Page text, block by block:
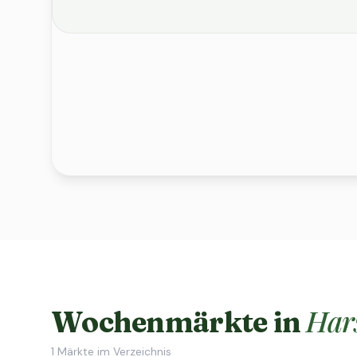
Wochenmärkte in
1 Märkte im Verzeichnis